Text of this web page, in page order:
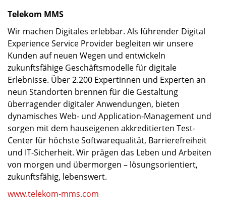
Telekom MMS
Wir machen Digitales erlebbar. Als führender Digital
Experience Service Provider begleiten wir unsere
Kunden auf neuen Wegen und entwickeln
zukunftsfähige Geschäftsmodelle für digitale
Erlebnisse. Über 2.200 Expertinnen und Experten an
neun Standorten brennen für die Gestaltung
überragender digitaler Anwendungen, bieten
dynamisches Web- und Application-Management und
sorgen mit dem hauseigenen akkreditierten Test-
Center für höchste Softwarequalität, Barrierefreiheit
und IT-Sicherheit. Wir prägen das Leben und Arbeiten
von morgen und übermorgen – lösungsorientiert,
zukunftsfähig, lebenswert.
www.telekom-mms.com